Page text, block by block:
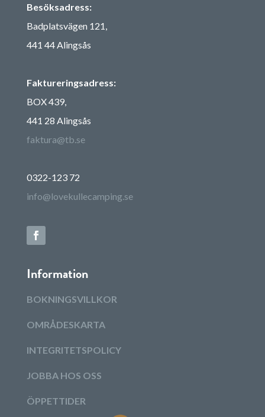
Besöksadress:
Badplatsvägen 121,
441 44 Alingsås
Faktureringsadress:
BOX 439,
441 28 Alingsås
faktura@tb.se
0322-123 72
info@lovekullecamping.se
Information
BOKNINGSVILLKOR
OMRÅDESKARTA
INTEGRITETSPOLICY
JOBBA HOS OSS
ÖPPETTIDER